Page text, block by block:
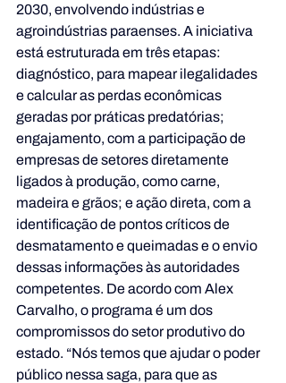
2030, envolvendo indústrias e
agroindústrias paraenses. A iniciativa
está estruturada em três etapas:
diagnóstico, para mapear ilegalidades
e calcular as perdas econômicas
geradas por práticas predatórias;
engajamento, com a participação de
empresas de setores diretamente
ligados à produção, como carne,
madeira e grãos; e ação direta, com a
identificação de pontos críticos de
desmatamento e queimadas e o envio
dessas informações às autoridades
competentes. De acordo com Alex
Carvalho, o programa é um dos
compromissos do setor produtivo do
estado. “Nós temos que ajudar o poder
público nessa saga, para que as